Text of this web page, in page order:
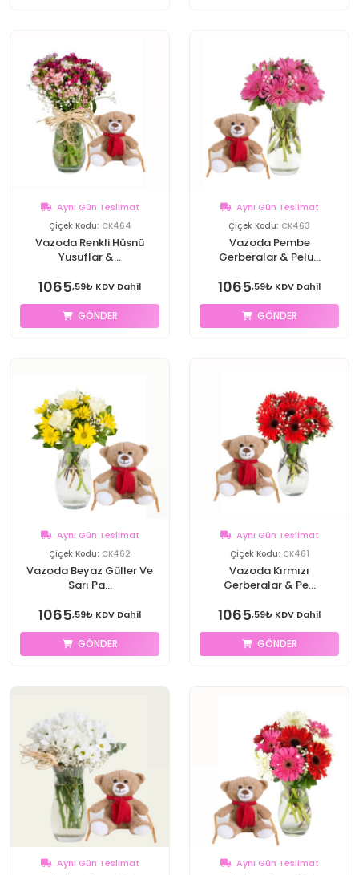
Aynı Gün Teslimat
Çiçek Kodu: CK464
Vazoda Renkli Hüsnü
Yusuflar &...
1065,59₺ KDV Dahil
GÖNDER
Aynı Gün Teslimat
Çiçek Kodu: CK463
Vazoda Pembe
Gerberalar & Pelu...
1065,59₺ KDV Dahil
GÖNDER
Aynı Gün Teslimat
Çiçek Kodu: CK462
Vazoda Beyaz Güller Ve
Sarı Pa...
1065,59₺ KDV Dahil
GÖNDER
Aynı Gün Teslimat
Çiçek Kodu: CK461
Vazoda Kırmızı
Gerberalar & Pe...
1065,59₺ KDV Dahil
GÖNDER
Aynı Gün Teslimat Aynı Gün Teslimat